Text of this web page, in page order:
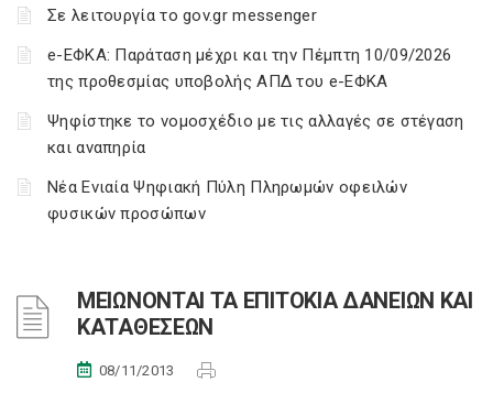
Σε λειτουργία το gov.gr messenger
e-ΕΦΚΑ: Παράταση μέχρι και την Πέμπτη 10/09/2026
της προθεσμίας υποβολής ΑΠΔ του e-ΕΦΚΑ
Ψηφίστηκε το νομοσχέδιο με τις αλλαγές σε στέγαση
και αναπηρία
Νέα Ενιαία Ψηφιακή Πύλη Πληρωμών οφειλών
φυσικών προσώπων
ΜΕΙΩΝΟΝΤΑΙ ΤΑ ΕΠΙΤΟΚΙΑ ΔΑΝΕΙΩΝ ΚΑΙ
ΚΑΤΑΘΕΣΕΩΝ
08/11/2013